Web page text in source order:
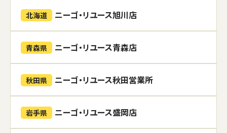
北海道 ニーゴ・リユース旭川店
青森県 ニーゴ・リユース青森店
秋田県 ニーゴ・リユース秋田営業所
岩手県 ニーゴ・リユース盛岡店